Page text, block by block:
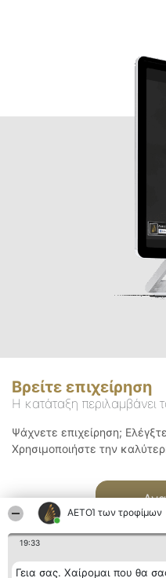
ΑΕΤΟΊ των τροφίμων
19:33
Γεια σας. Χαίρομαι που θα
Βρείτε επιχείρηση
Η κατάταξη περιλαμβάνει
Ψάχνετε επιχείρηση;
Χρησιμοποιήστε την